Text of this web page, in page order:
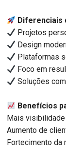
Diferenciais
Projetos
Design
Plataformas
Foco em
Soluções
Benefícios
Mais
Aumento de
Fortecimento da